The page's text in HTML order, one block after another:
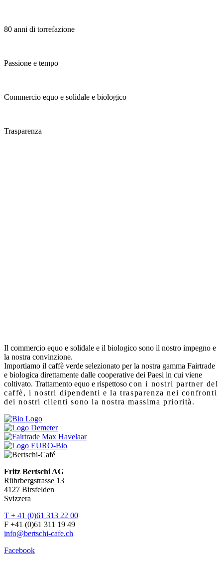
80 anni di torrefazione
Passione e tempo
Commercio equo e solidale e biologico
Trasparenza
Il commercio equo e solidale e il biologico sono il nostro impegno e
la nostra convinzione.
Importiamo il caffè verde selezionato per la nostra gamma Fairtrade
e biologica direttamente dalle cooperative dei Paesi in cui viene
coltivato. Trattamento equo e rispettoso con i nostri partner del
caffè, i nostri dipendenti e la trasparenza nei confronti
dei nostri clienti sono la nostra massima priorità.
Fritz Bertschi AG
Rührbergstrasse 13
4127 Birsfelden
Svizzera
T + 41 (0)61 313 22 00
F +41 (0)61 311 19 49
info@bertschi-cafe.ch
Facebook